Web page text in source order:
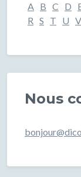
A B C D
R S T U V
Nous